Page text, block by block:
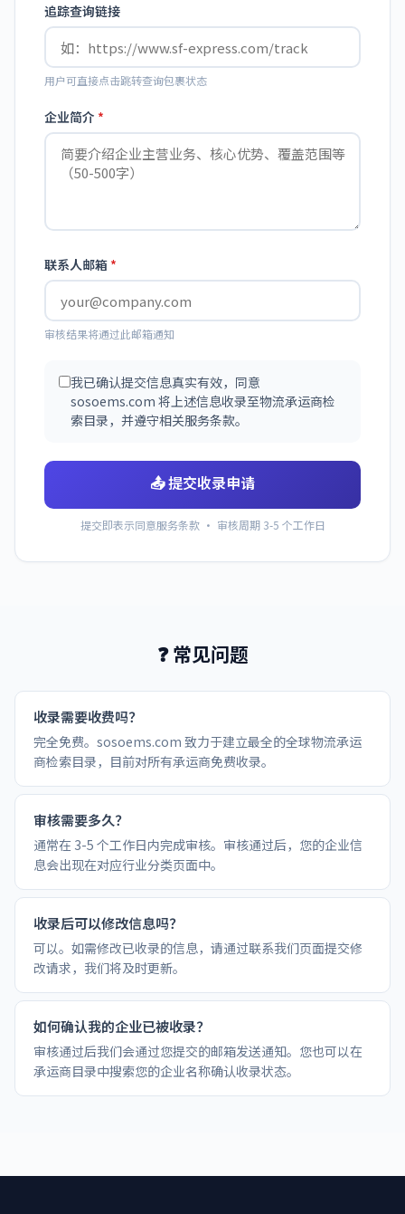
追踪查询链接
用户可直接点击跳转查询包裹状态
企业简介 *
联系人邮箱 *
审核结果将通过此邮箱通知
我已确认提交信息真实有效，同意
sosoems.com 将上述信息收录至物流承运商检
索目录，并遵守相关服务条款。
📤 提交收录申请
提交即表示同意服务条款 · 审核周期 3-5 个工作日
❓ 常见问题
收录需要收费吗？
完全免费。sosoems.com 致力于建立最全的全球物流承运
商检索目录，目前对所有承运商免费收录。
审核需要多久？
通常在 3-5 个工作日内完成审核。审核通过后，您的企业信
息会出现在对应行业分类页面中。
收录后可以修改信息吗？
可以。如需修改已收录的信息，请通过联系我们页面提交修
改请求，我们将及时更新。
如何确认我的企业已被收录？
审核通过后我们会通过您提交的邮箱发送通知。您也可以在
承运商目录中搜索您的企业名称确认收录状态。